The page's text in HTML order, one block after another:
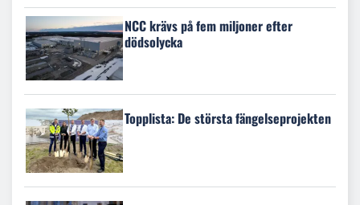
NCC krävs på fem miljoner efter
dödsolycka
Topplista: De största fängelseprojekten